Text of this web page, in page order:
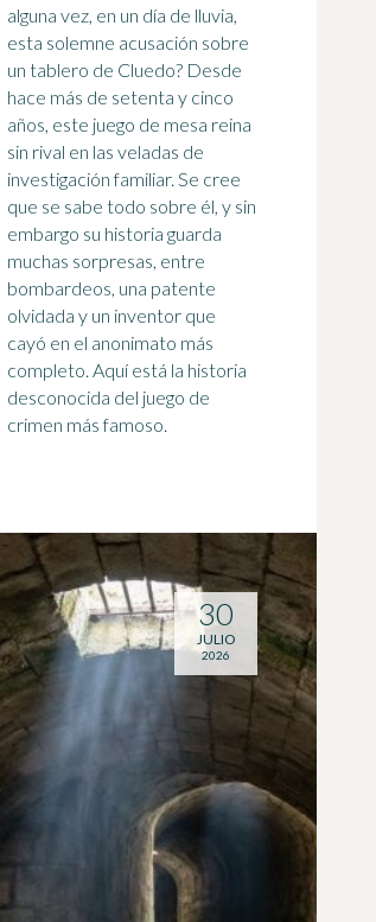
alguna vez, en un día de lluvia,
esta solemne acusación sobre
un tablero de Cluedo? Desde
hace más de setenta y cinco
años, este juego de mesa reina
sin rival en las veladas de
investigación familiar. Se cree
que se sabe todo sobre él, y sin
embargo su historia guarda
muchas sorpresas, entre
bombardeos, una patente
olvidada y un inventor que
cayó en el anonimato más
completo. Aquí está la historia
desconocida del juego de
crimen más famoso.
30
JULIO
2026